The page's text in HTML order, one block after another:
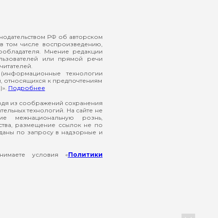
РФ об авторском
числе воспроизведению,
Мнение редакции
или прямой речи
технологии
относящихся к предпочтениям
Подробнее
из соображений сохранения
технологий. На сайте не
межнациональную рознь,
размещение ссылок не по
по запросу в надзорные и
условия «Политики